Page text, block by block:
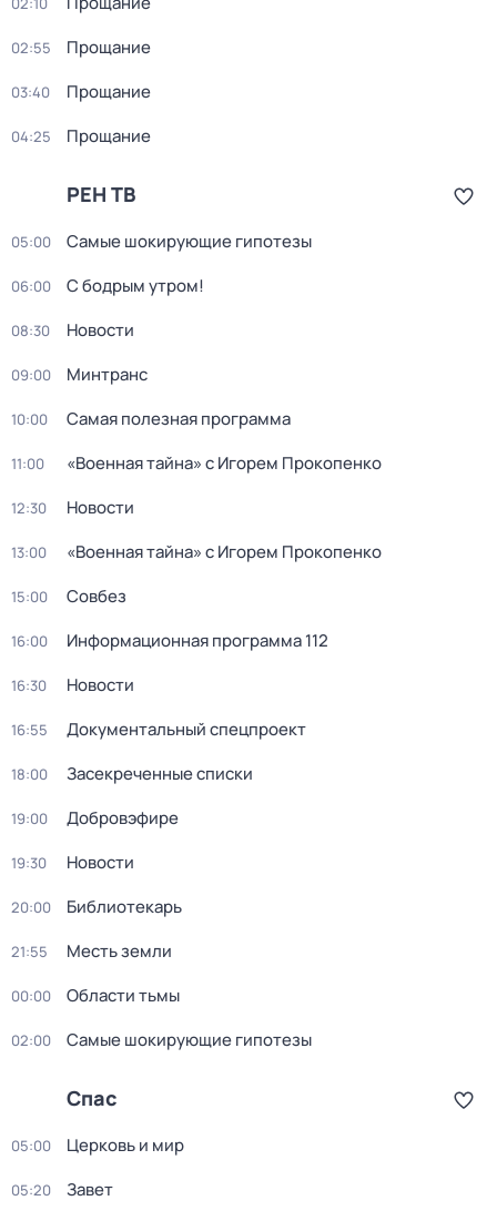
02:55 Прощание
03:40 Прощание
04:25 Прощание
РЕН ТВ
05:00 Самые шoкиpующие гипотезы
06:00 С бодрым утром!
08:30 Новости
09:00 Минтранс
10:00 Самая полезная программа
11:00 «Военнaя тайна» с Игорем Прокoпенко
12:30 Новости
13:00 «Военнaя тайна» с Игорем Прокoпенко
15:00 Coвбез
16:00 Информационная программа 112
16:30 Новости
16:55 Документальный спецпроект
18:00 Заcекрeченные списки
19:00 Добровэфире
19:30 Новости
20:00 Библиотекарь
21:55 Месть земли
00:00 Области тьмы
02:00 Самые шoкиpующие гипотезы
Спас
05:00 Церковь и мир
05:20 Завет